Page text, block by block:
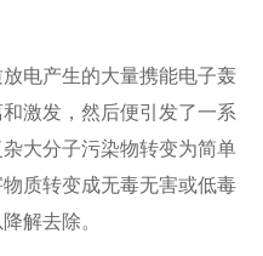
电产生的大量携能电子轰
激发，然后便引发了一系
大分子污染物转变为简单
质转变成无毒无害或低毒
解去除。